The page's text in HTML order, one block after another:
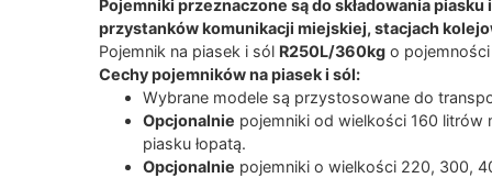
Pojemniki przeznaczone są do składowania
przystanków komunikacji miejskiej, stacjach
Pojemnik na piasek i sól R250L/360kg o
Cechy pojemników na piasek i sól:
Wybrane modele są przystosowane do
Opcjonalnie pojemniki od wielkości 160 litrów
piasku łopatą.
Opcjonalnie pojemniki o wielkości 220, 300,